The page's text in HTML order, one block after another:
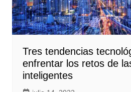
Tres tendencias
enfrentar los retos de
inteligentes